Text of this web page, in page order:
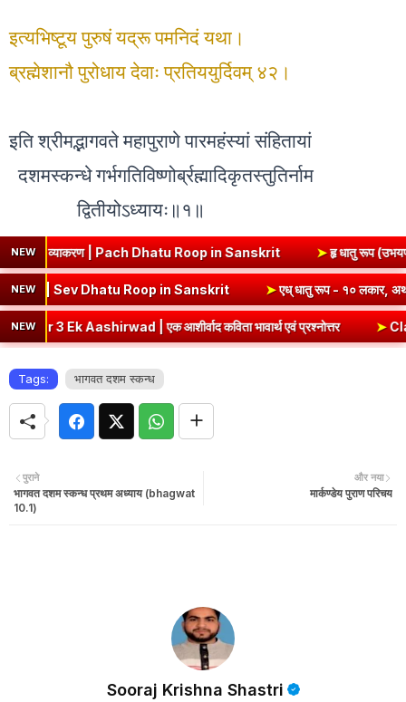
इत्यभिष्टूय पुरुषं यद्रू पमनिदं यथा।
ब्रह्मेशानौ पुरोधाय देवाः प्रतिययुर्दिवम् ४२।
इति श्रीमद्भागवते महापुराणे पारमहंस्यां संहितायां
दशमस्कन्धे गर्भगतिविष्णोर्ब्रह्मादिकृतस्तुतिर्नाम
द्वितीयोऽध्यायः॥१॥
NEW
| Pach Dhatu Roop in Sanskrit ➤हृ धातु रूप (उभयपदी) - १० लकार,
NEW
- १० लकार, अर्थ एवं व्याकरण | Sev Dhatu Roop in Sanskrit ➤एध्
NEW
| एक आशीर्वाद कविता भावार्थ एवं प्रश्नोत्तर ➤Class 8 Hindi
Tags: भागवत दशम स्कन्ध
और नया
मार्कण्डेय पुराण परिचय
पुराने
भागवत दशम स्कन्ध प्रथम अध्याय (bhagwat
10.1)
Sooraj Krishna Shastri